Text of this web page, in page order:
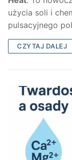
użycia soli i
pulsacyjnego
CZYTAJ DALEJ